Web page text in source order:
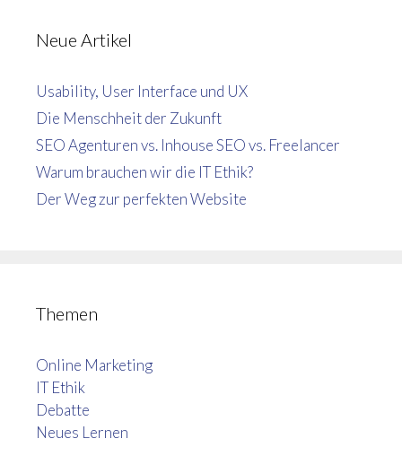
Neue Artikel
Usability, User Interface und UX
Die Menschheit der Zukunft
SEO Agenturen vs. Inhouse SEO vs. Freelancer
Warum brauchen wir die IT Ethik?
Der Weg zur perfekten Website
Themen
Online Marketing
IT Ethik
Debatte
Neues Lernen